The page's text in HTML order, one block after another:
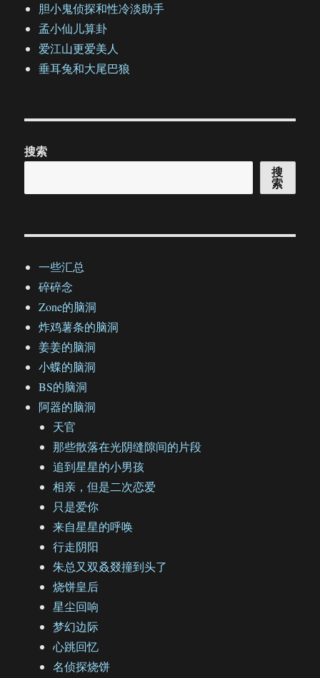
胆小鬼侦探和性冷淡助手
孟小仙儿算卦
爱江山更爱美人
垂耳兔和大尾巴狼
搜索
搜
索
一些汇总
碎碎念
Zone的脑洞
炸鸡薯条的脑洞
姜姜的脑洞
小蝶的脑洞
BS的脑洞
阿器的脑洞
天官
那些散落在光阴缝隙间的片段
追到星星的小男孩
相亲，但是二次恋爱
只是爱你
来自星星的呼唤
行走阴阳
朱总又双叒叕撞到头了
烧饼皇后
星尘回响
梦幻边际
心跳回忆
名侦探烧饼